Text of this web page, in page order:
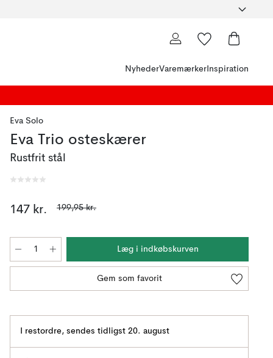
NyhederVaremærker Inspiration
Eva Solo
Eva Trio osteskærer
Rustfrit stål
147 kr. 199,95 kr.
Læg i indkøbskurven
Gem som favorit
I restordre, sendes tidligst 20. august